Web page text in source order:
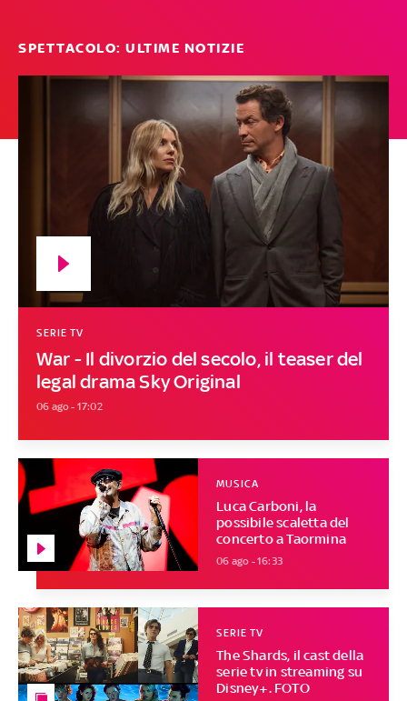
SPETTACOLO: ULTIME NOTIZIE
War - Il divorzio del secolo, il teaser del
legal drama Sky Original
SERIE TV
06 ago - 17:02
Luca Carboni, la
possibile scaletta del
concerto a Taormina
MUSICA
06 ago - 16:33
The Shards, il cast della
serie tv in streaming su
Disney+. FOTO
SERIE TV